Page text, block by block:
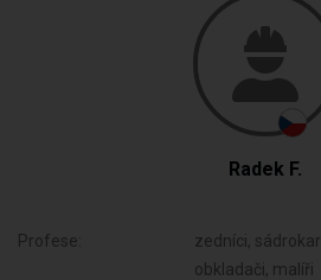
Radek F.
Profese:
zedníci,
obkladači, malíři